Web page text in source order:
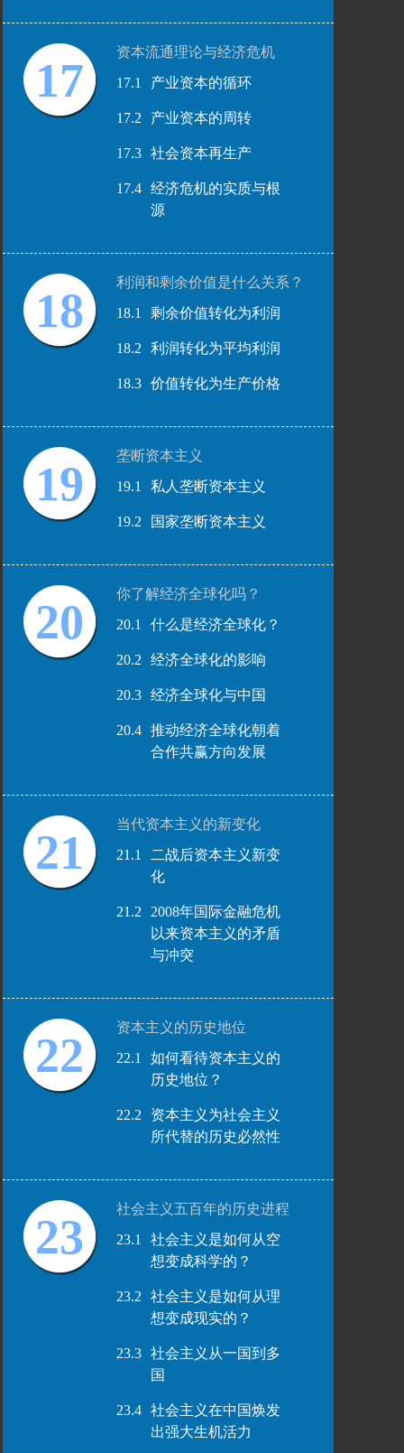
17
资本流通理论与经济危机
17.1
产业资本的循环
17.2 产业资本的周转
17.3 社会资本再生产
17.4
经济危机的实质与根
源
18
利润和剩余价值是什么关系？
18.1
剩余价值转化为利润
18.2 利润转化为平均利润
18.3 价值转化为生产价格
19
垄断资本主义
19.1
私人垄断资本主义
19.2 国家垄断资本主义
20
你了解经济全球化吗？
20.1
什么是经济全球化？
20.2 经济全球化的影响
20.3 经济全球化与中国
20.4
推动经济全球化朝着
合作共赢方向发展
21
当代资本主义的新变化
21.1
二战后资本主义新变
化
21.2
2008年国际金融危机
以来资本主义的矛盾
与冲突
22
资本主义的历史地位
22.1
如何看待资本主义的
历史地位？
22.2
资本主义为社会主义
所代替的历史必然性
23
社会主义五百年的历史进程
23.1
社会主义是如何从空
想变成科学的？
23.2
社会主义是如何从理
想变成现实的？
23.3
社会主义从一国到多
国
23.4
社会主义在中国焕发
出强大生机活力